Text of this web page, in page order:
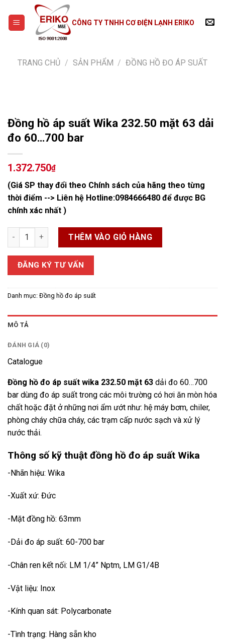
content
CÔNG TY TNHH CƠ ĐIỆN LẠNH ERIKO
TRANG CHỦ / SẢN PHẨM / ĐỒNG HỒ ĐO ÁP SUẤT
Đồng hồ áp suất Wika 232.50 mặt 63 dải
đo 60…700 bar
1.372.750₫
(Giá SP thay đổi theo Chính sách của hãng theo từng
thời điểm --> Liên hệ Hotline:0984666480 để được BG
chính xác nhất )
Đồng hồ áp suất Wika 232.50 mặt 63 dải đo 60...700 bar số
THÊM VÀO GIỎ HÀNG
ĐĂNG KÝ TƯ VẤN
Danh mục: Đồng hồ đo áp suất
MÔ TẢ
ĐÁNH GIÁ (0)
Catalogue
Đồng hồ đo áp suất wika 232.50 mặt 63 dải đo 60…700
bar dùng đo áp suất trong các môi trường có hơi ăn mòn hóa
chất hoặc đặt ở những nơi ẩm ướt như: hệ máy bơm, chiler,
phòng cháy chữa cháy, các trạm cấp nước sạch và xử lý
nước thải.
Thông số kỹ thuật đồng hồ đo áp suất Wika
-Nhãn hiệu: Wika
-Xuất xứ: Đức
-Mặt đồng hồ: 63mm
-Dải đo áp suất: 60-700 bar
-Chân ren kết nối: LM 1/4” Nptm, LM G1/4B
-Vật liệu: Inox
-Kính quan sát: Polycarbonate
-Tình trạng: Hàng sẵn kho